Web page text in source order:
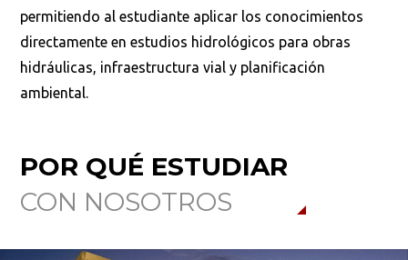
permitiendo al estudiante aplicar los conocimientos
directamente en estudios hidrológicos para obras
hidráulicas, infraestructura vial y planificación
ambiental.
POR QUÉ ESTUDIAR
CON NOSOTROS